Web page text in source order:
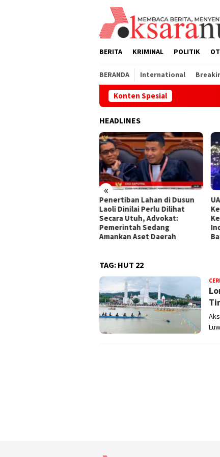
BERITA KRIMINAL POLITIK
BERANDA International
Konten Spesial
HEADLINES
«
Penertiban Lahan di Dusun
Laoli Dinilai Perlu Dilihat
Secara Utuh, Advokat:
Pemerintah Sedang
Amankan Aset Daerah
TAG: HUT 22